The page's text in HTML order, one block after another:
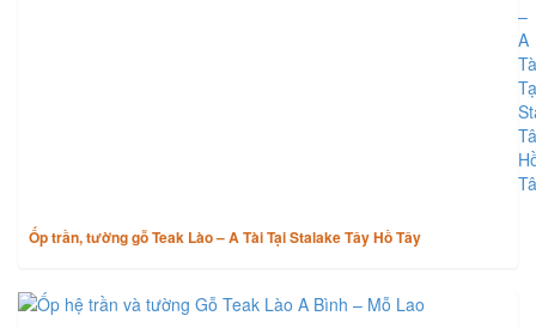
Ốp trần, tường gỗ Teak Lào – A Tài Tại Stalake Tây Hồ Tây